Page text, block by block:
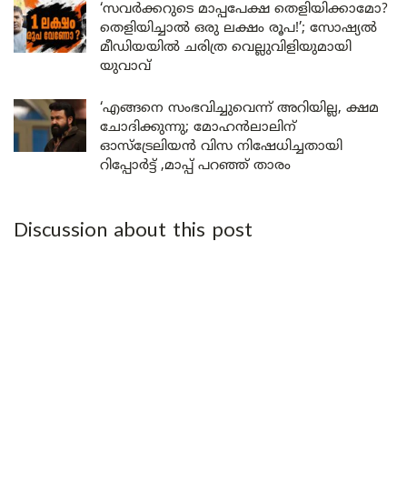
‘സവർക്കറുടെ മാപ്പപേക്ഷ തെളിയിക്കാമോ?
തെളിയിച്ചാൽ ഒരു ലക്ഷം രൂപ!’; സോഷ്യൽ
മീഡിയയിൽ ചരിത്ര വെല്ലുവിളിയുമായി
യുവാവ്
‘എങ്ങനെ സംഭവിച്ചുവെന്ന് അറിയില്ല, ക്ഷമ
ചോദിക്കുന്നു; മോഹൻലാലിന്
ഓസ്ട്രേലിയൻ വിസ നിഷേധിച്ചതായി
റിപ്പോർട്ട് ,മാപ്പ് പറഞ്ഞ് താരം
Discussion about this post